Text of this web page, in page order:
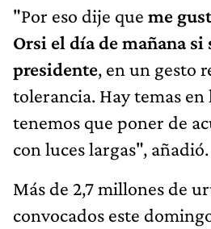
"Por eso dije que me
Orsi el día de mañana si
presidente, en un gesto
tolerancia. Hay temas en
tenemos que poner de
con luces largas", añadió.
Más de 2,7 millones de
convocados este